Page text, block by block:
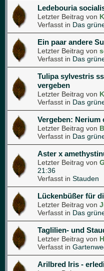
Ledebouria
Letzter Beitrag von
Verfasst in Das
Ein paar andere
Letzter Beitrag von
Verfasst in Das
Tulipa sylvestris
vergeben
Letzter Beitrag von
Verfasst in Das
Vergeben: Nerium
Letzter Beitrag von
Verfasst in Das
Aster x
Letzter Beitrag von
21:36
Verfasst in Stauden
Lückenbüßer für
Letzter Beitrag von
Verfasst in Das
Taglilien- und
Letzter Beitrag von
Verfasst in
Arilbred Iris -